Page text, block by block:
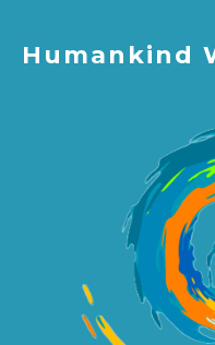
Humankind